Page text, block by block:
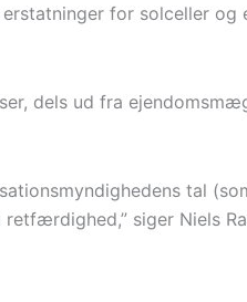
for solceller og
dels ud fra
tal
siger Niels